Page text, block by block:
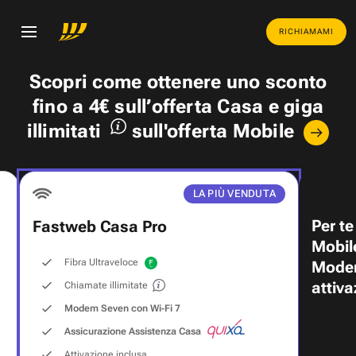
RICHIAMAMI
Scopri come ottenere uno sconto
fino a 4€ sull’offerta Casa egiga
illimitati
sull'offerta Mobile
LA PIÙ VENDUTA
Fastweb Casa Pro
Fibra Ultraveloce
Chiamate illimitate
Modem Seven con Wi‑Fi 7
Assicurazione Assistenza Casa
Per